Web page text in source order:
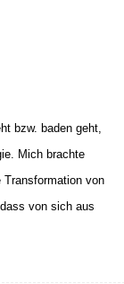
bzw. baden geht,
Mich brachte
von
von sich aus